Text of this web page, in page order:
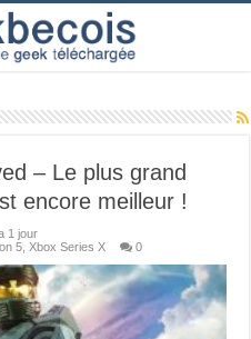
– Le plus grand
encore meilleur !
1 jour
5 ,Xbox Series X 0